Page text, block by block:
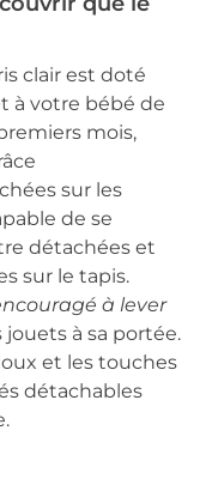
clair est doté
à votre bébé de
mois,
sur les
de se
détachées et
sur le tapis.
à lever
à sa portée.
et les touches
détachables